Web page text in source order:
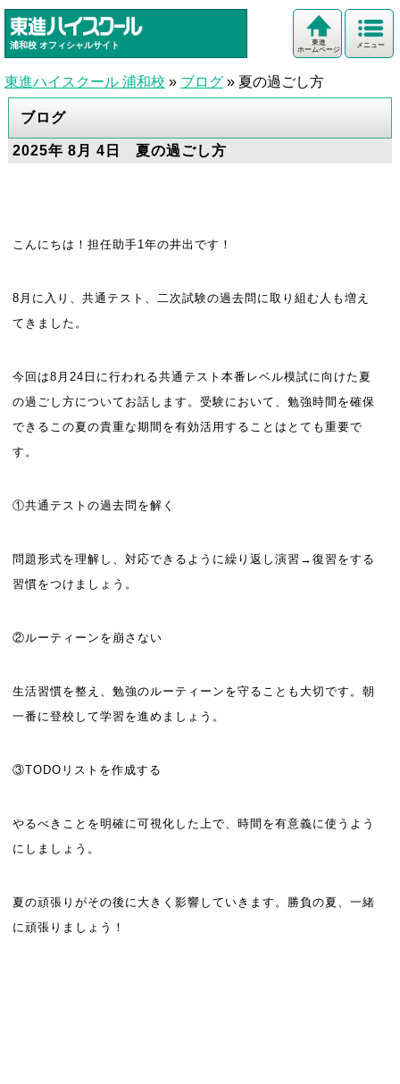
浦和校 オフィシャルサイト メニュー
東進
ホームページ
東進ハイスクール 浦和校 » ブログ » 夏の過ごし方
ブログ
2025年 8月 4日 夏の過ごし方
こんにちは！担任助手1年の井出です！
8月に入り、共通テスト、二次試験の過去問に取り組む人も増え
てきました。
今回は8月24日に行われる共通テスト本番レベル模試に向けた夏
の過ごし方についてお話します。 受験において、勉強時間を確保
できるこの夏の貴重な期間を有効活用することはとても重要で
す。
①共通テストの過去問を解く
問題形式を理解し、対応できるように繰り返し演習→復習をする
習慣をつけましょう。
②ルーティーンを崩さない
生活習慣を整え、勉強のルーティーンを守ることも大切です。朝
一番に登校して学習を進めましょう。
③TODOリストを作成する
やるべきことを明確に可視化した上で、時間を有意義に使うよう
にしましょう。
夏の頑張りがその後に大きく影響していきます。勝負の夏、一緒
に頑張りましょう！